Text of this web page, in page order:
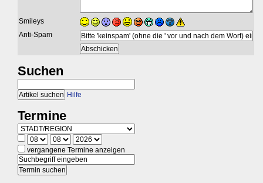
Smileys
Anti-Spam
Suchen
Hilfe
Termine
vergangene Termine anzeigen